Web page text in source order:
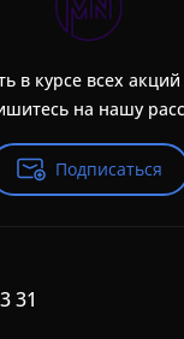
в курсе всех акций
на нашу
Подписаться
31